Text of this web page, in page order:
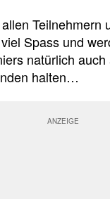
Teilnehmern
Spass und
natürlich
halten…